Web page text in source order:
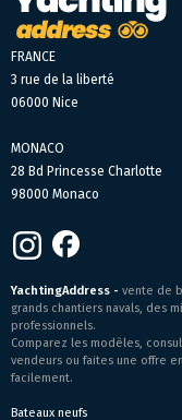
FRANCE
3 rue de la liberté
06000 Nice
MONACO
28 Bd Princesse Charlotte
98000 Monaco
YachtingAddress - vente de
grands chantiers navals, des
professionnels.
Comparez les modèles,
vendeurs ou faites une offre
facilement.
Bateaux neufs